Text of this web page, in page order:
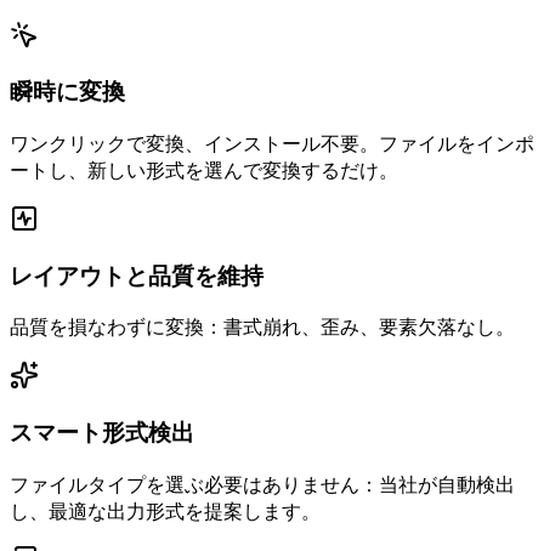
瞬時に変換
ワンクリックで変換、インストール不要。ファイルをインポ
ートし、新しい形式を選んで変換するだけ。
レイアウトと品質を維持
品質を損なわずに変換：書式崩れ、歪み、要素欠落なし。
スマート形式検出
ファイルタイプを選ぶ必要はありません：当社が自動検出
し、最適な出力形式を提案します。